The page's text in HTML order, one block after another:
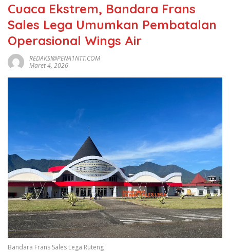
Cuaca Ekstrem, Bandara Frans
Sales Lega Umumkan Pembatalan
Operasional Wings Air
REDAKSI@PENA1NTT.COM
Maret 4, 2026
Bandara Frans Sales Lega Ruteng